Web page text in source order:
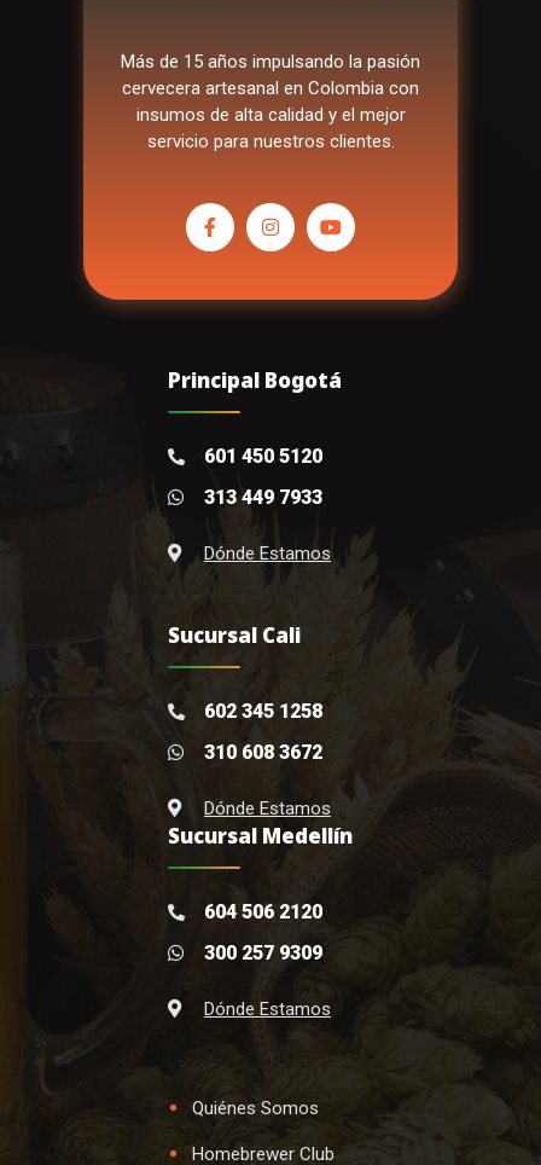
Más de 15 años impulsando la pasión
cervecera artesanal en Colombia con
insumos de alta calidad y el mejor
servicio para nuestros clientes.
Principal Bogotá
601 450 5120
313 449 7933
Dónde Estamos
Sucursal Cali
602 345 1258
310 608 3672
Dónde Estamos
Sucursal Medellín
604 506 2120
300 257 9309
Dónde Estamos
Quiénes Somos
Homebrewer Club